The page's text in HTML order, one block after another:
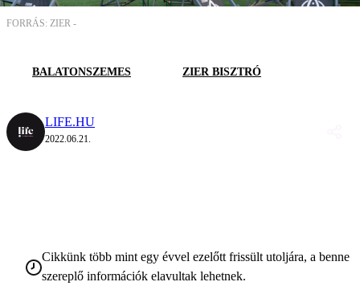
FORRÁS: ZIER -
BALATONSZEMES ZIER BISZTRÓ
LIFE.HU
2022.06.21.
Cikkünk több mint egy évvel ezelőtt frissült utoljára, a benne
szereplő információk elavultak lehetnek.